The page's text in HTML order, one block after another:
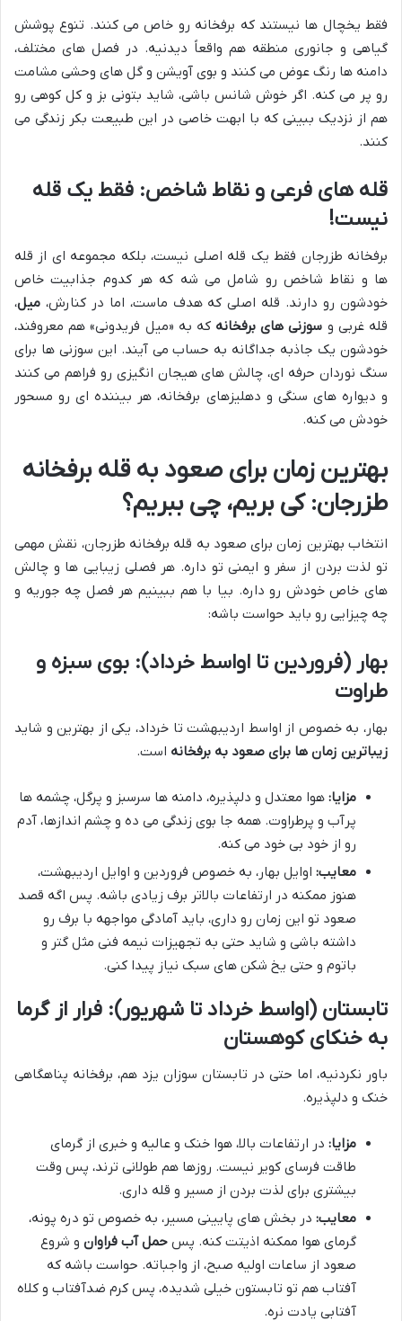
فقط یخچال ها نیستند که برفخانه رو خاص می کنند. تنوع پوشش
گیاهی و جانوری منطقه هم واقعاً دیدنیه. در فصل های مختلف،
دامنه ها رنگ عوض می کنند و بوی آویشن و گل های وحشی مشامت
رو پر می کنه. اگر خوش شانس باشی، شاید بتونی بز و کل کوهی رو
هم از نزدیک ببینی که با ابهت خاصی در این طبیعت بکر زندگی می
کنند.
قله های فرعی و نقاط شاخص: فقط یک قله
نیست!
برفخانه طزرجان فقط یک قله اصلی نیست، بلکه مجموعه ای از قله
ها و نقاط شاخص رو شامل می شه که هر کدوم جذابیت خاص
خودشون رو دارند. قله اصلی که هدف ماست، اما در کنارش، میل،
قله غربی و سوزنی های برفخانه که به «میل فریدونی» هم معروفند،
خودشون یک جاذبه جداگانه به حساب می آیند. این سوزنی ها برای
سنگ نوردان حرفه ای، چالش های هیجان انگیزی رو فراهم می کنند
و دیواره های سنگی و دهلیزهای برفخانه، هر بیننده ای رو مسحور
خودش می کنه.
بهترین زمان برای صعود به قله برفخانه
طزرجان: کی بریم، چی ببریم؟
انتخاب بهترین زمان برای صعود به قله برفخانه طزرجان، نقش مهمی
تو لذت بردن از سفر و ایمنی تو داره. هر فصلی زیبایی ها و چالش
های خاص خودش رو داره. بیا با هم ببینیم هر فصل چه جوریه و
چه چیزایی رو باید حواست باشه:
بهار (فروردین تا اواسط خرداد): بوی سبزه و
طراوت
بهار، به خصوص از اواسط اردیبهشت تا خرداد، یکی از بهترین و شاید
زیباترین زمان ها برای صعود به برفخانه است.
مزایا: هوا معتدل و دلپذیره، دامنه ها سرسبز و پرگل، چشمه ها
پرآب و پرطراوت. همه جا بوی زندگی می ده و چشم اندازها، آدم
رو از خود بی خود می کنه.
معایب: اوایل بهار، به خصوص فروردین و اوایل اردیبهشت،
هنوز ممکنه در ارتفاعات بالاتر برف زیادی باشه. پس اگه قصد
صعود تو این زمان رو داری، باید آمادگی مواجهه با برف رو
داشته باشی و شاید حتی به تجهیزات نیمه فنی مثل گتر و
باتوم و حتی یخ شکن های سبک نیاز پیدا کنی.
تابستان (اواسط خرداد تا شهریور): فرار از گرما
به خنکای کوهستان
باور نکردنیه، اما حتی در تابستان سوزان یزد هم، برفخانه پناهگاهی
خنک و دلپذیره.
مزایا: در ارتفاعات بالا، هوا خنک و عالیه و خبری از گرمای
طاقت فرسای کویر نیست. روزها هم طولانی ترند، پس وقت
بیشتری برای لذت بردن از مسیر و قله داری.
معایب: در بخش های پایینی مسیر، به خصوص تو دره پونه،
گرمای هوا ممکنه اذیتت کنه. پس حمل آب فراوان و شروع
صعود از ساعات اولیه صبح، از واجباته. حواست باشه که
آفتاب هم تو تابستون خیلی شدیده، پس کرم ضدآفتاب و کلاه
آفتابی یادت نره.